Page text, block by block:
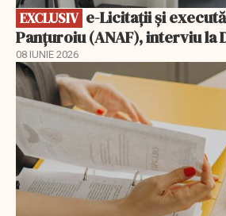
EXCLUSIV
Panțuroiu (ANAF), interviu la
08 IUNIE 2026